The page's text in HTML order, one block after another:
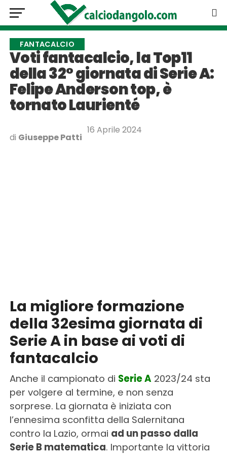
FANTACALCIO
Voti fantacalcio, la Top11
della 32° giornata di Serie A:
Felipe Anderson top, è
tornato Laurienté
di Giuseppe Patti
16 Aprile 2024
La migliore formazione
della 32esima giornata di
Serie A in base ai voti di
fantacalcio
Anche il campionato di Serie A2023/24 sta
per volgere al termine, e non senza
sorprese. La giornata è iniziata con
l’ennesima sconfitta della Salernitana
contro la Lazio, ormai ad un passo dalla
Serie B matematica. Importante la vittoria